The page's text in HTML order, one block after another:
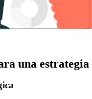
una estrategia